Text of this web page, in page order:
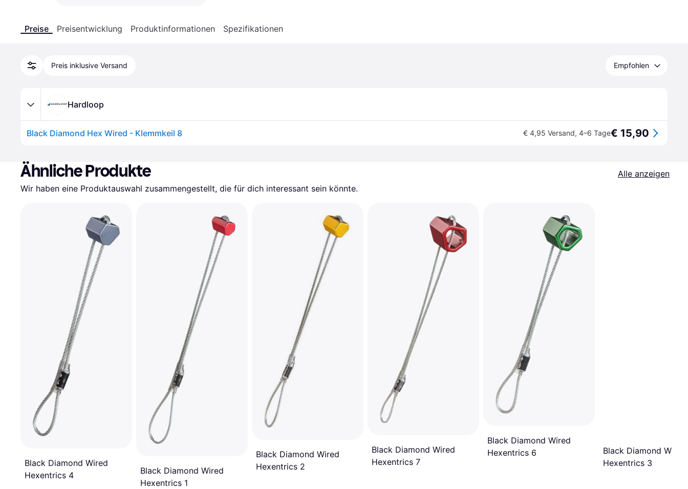
Preise Preisentwicklung Produktinformationen Spezifikationen
Preis inklusive Versand Empfohlen
Hardloop
Black Diamond Hex Wired - Klemmkeil 8 € 4,95 Versand, 4–6 Tage€ 15,90
Ähnliche Produkte
Alle anzeigen
Wir haben eine Produktauswahl zusammengestellt, die für dich interessant sein könnte.
Black Diamond Wired
Hexentrics 4
Black Diamond Wired
Hexentrics 1
Black Diamond Wired
Hexentrics 2
Black Diamond Wired
Hexentrics 7
Black Diamond Wired
Hexentrics 6
Black Diamond Wired
Hexentrics 3